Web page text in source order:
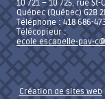
10 721 – 10 725, rue St-
Québec (Québec) G2B
Téléphone : 418 686-
Télécopieur :
ecole.escabelle-pav-
Création de sites web